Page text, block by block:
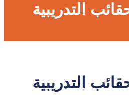
التدريبية
التدريبية